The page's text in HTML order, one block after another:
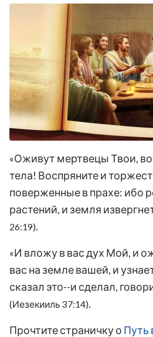
«Оживут мертвецы Твои,
тела! Воспряните и
поверженные в прахе: ибо
растений, и земля
26:19).
«И вложу в вас дух Мой, и
вас на земле вашей, и
сказал это--и сделал,
(Иезекииль 37:14).
Прочтите страничку о Путь